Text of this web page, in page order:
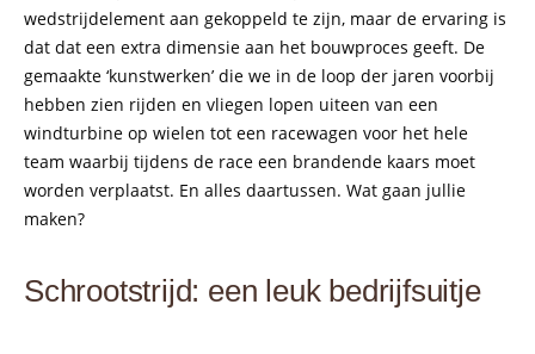
wedstrijdelement aan gekoppeld te zijn, maar de ervaring is
dat dat een extra dimensie aan het bouwproces geeft. De
gemaakte ‘kunstwerken’ die we in de loop der jaren voorbij
hebben zien rijden en vliegen lopen uiteen van een
windturbine op wielen tot een racewagen voor het hele
team waarbij tijdens de race een brandende kaars moet
worden verplaatst. En alles daartussen. Wat gaan jullie
maken?
Schrootstrijd: een leuk bedrijfsuitje